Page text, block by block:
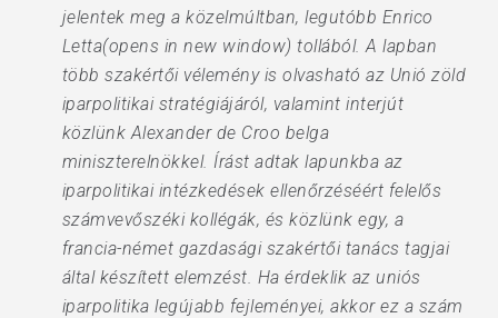
jelentek meg a közelmúltban, legutóbb Enrico
Letta(opens in new window) tollából. A lapban
több szakértői vélemény is olvasható az Unió zöld
iparpolitikai stratégiájáról, valamint interjút
közlünk Alexander de Croo belga
miniszterelnökkel. Írást adtak lapunkba az
iparpolitikai intézkedések ellenőrzéséért felelős
számvevőszéki kollégák, és közlünk egy, a
francia-német gazdasági szakértői tanács tagjai
által készített elemzést. Ha érdeklik az uniós
iparpolitika legújabb fejleményei, akkor ez a szám